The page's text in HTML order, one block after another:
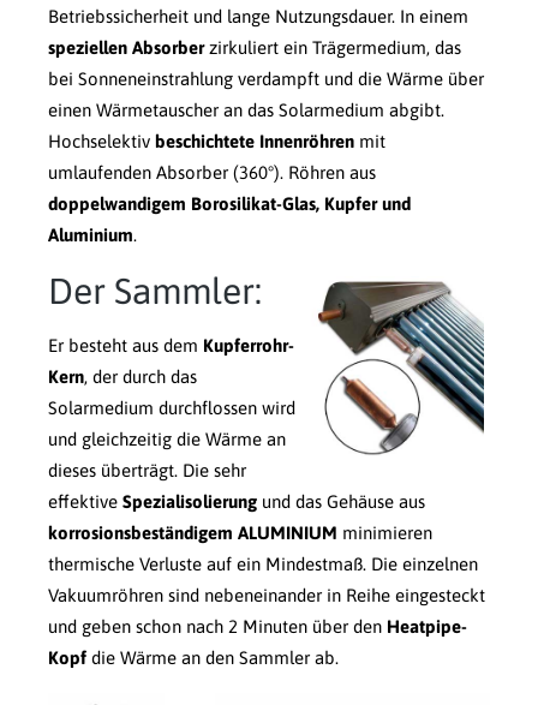
Betriebssicherheit und lange Nutzungsdauer. In einem
speziellen Absorberzirkuliert ein Trägermedium, das
bei Sonneneinstrahlung verdampft und die Wärme über
einen Wärmetauscher an das Solarmedium abgibt.
Hochselektiv beschichtete Innenröhren mit
umlaufenden Absorber (360°). Röhren aus
doppelwandigem Borosilikat-Glas, Kupfer und
Aluminium.
Der Sammler:
Er besteht aus dem Kupferrohr-
Kern, der durch das
Solarmedium durchflossen wird
und gleichzeitig die Wärme an
dieses überträgt. Die sehr
effektive Spezialisolierung und das Gehäuse aus
korrosionsbeständigem ALUMINIUM minimieren
thermische Verluste auf ein Mindestmaß. Die einzelnen
Vakuumröhren sind nebeneinander in Reihe eingesteckt
und geben schon nach 2 Minuten über den Heatpipe-
Kopf die Wärme an den Sammler ab.